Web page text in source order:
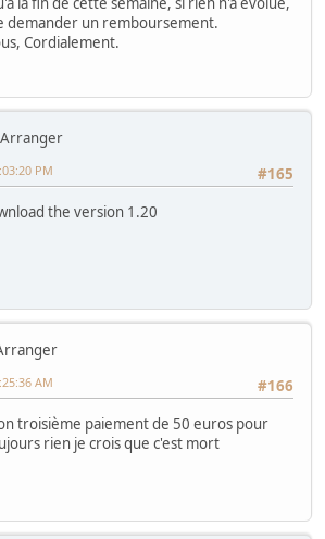
demander un remboursement.
Cordialement.
#165
PM
the version 1.20
#166
AM
troisième paiement de 50 euros pour
rien je crois que c'est mort